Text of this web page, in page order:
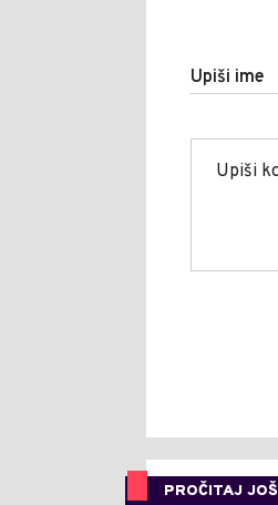
Upiši ime
PROČITAJ JOŠ